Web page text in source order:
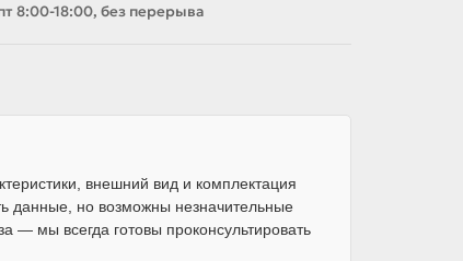
8:00-18:00, без перерыва
внешний вид и комплектация
данные, но возможны незначительные
мы всегда готовы проконсультировать